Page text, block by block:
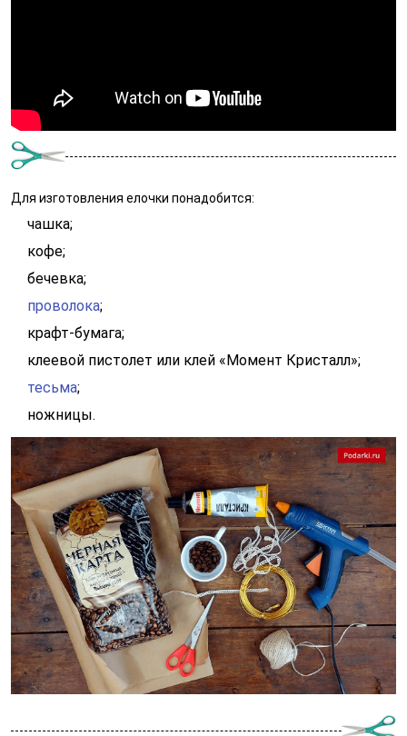
Для изготовления елочки понадобится:
чашка;
кофе;
бечевка;
проволока;
крафт-бумага;
клеевой пистолет или клей «Момент Кристалл»;
тесьма;
ножницы.